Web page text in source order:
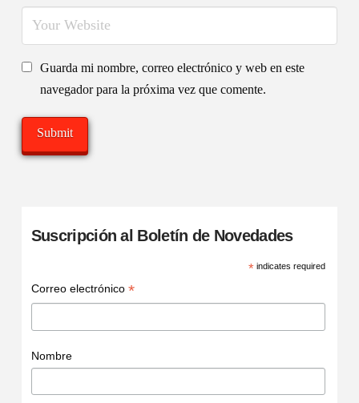
Guarda mi nombre, correo electrónico y web en este
navegador para la próxima vez que comente.
Suscripción al Boletín de Novedades
*indicates required
Correo electrónico *
Nombre